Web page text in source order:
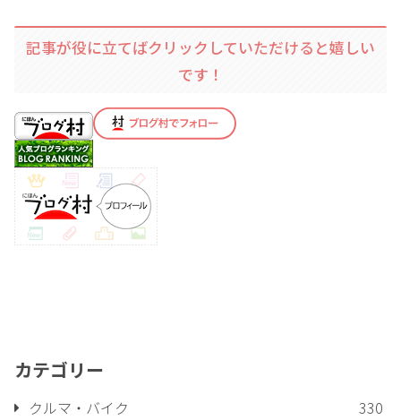
記事が役に立てばクリックしていただけると嬉しい
です！
カテゴリー
クルマ・バイク
330